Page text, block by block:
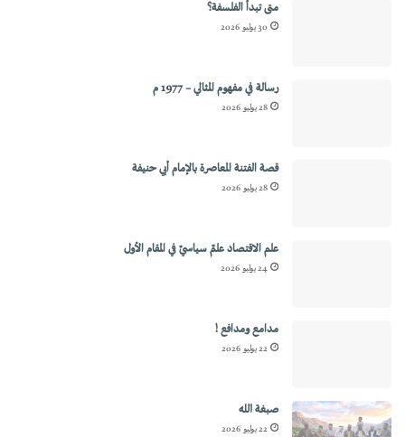
متى تبدأ الفلسفة؟
30 يوليو 2026
رسالة في مفهوم المثالي – 1977 م
28 يوليو 2026
قصة الفتنة المعاصرة بالإمام أبي حنيفة
28 يوليو 2026
علم الاقتصاد علمٌ سياسيٌ في المقام الأول
24 يوليو 2026
مدامع ومدافع !
22 يوليو 2026
صبغة الله
22 يوليو 2026